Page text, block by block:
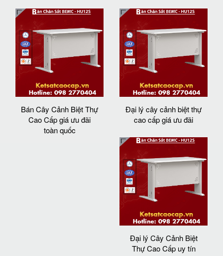
Bán Cây Cảnh Biệt Thự
Cao Cấp giá ưu đãi
toàn quốc
Đại lý cây cảnh biệt thự
cao cấp giá ưu đãi
Đại lý Cây Cảnh Biệt
Thự Cao Cấp uy tín